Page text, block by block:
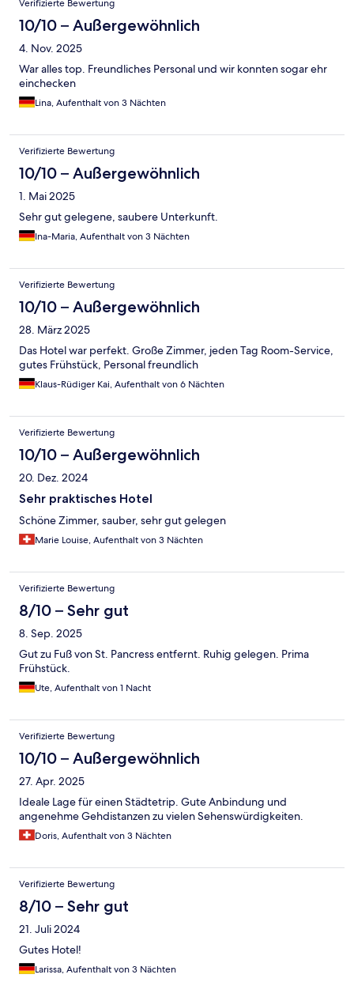
Verifizierte Bewertung
10/10 – Außergewöhnlich
4. Nov. 2025
War alles top. Freundliches Personal und wir konnten sogar ehr
einchecken
Lina, Aufenthalt von 3 Nächten
Verifizierte Bewertung
10/10 – Außergewöhnlich
1. Mai 2025
Sehr gut gelegene, saubere Unterkunft.
Ina-Maria, Aufenthalt von 3 Nächten
Verifizierte Bewertung
10/10 – Außergewöhnlich
28. März 2025
Das Hotel war perfekt. Große Zimmer, jeden Tag Room-Service,
gutes Frühstück, Personal freundlich
Klaus-Rüdiger Kai, Aufenthalt von 6 Nächten
Verifizierte Bewertung
10/10 – Außergewöhnlich
20. Dez. 2024
Sehr praktisches Hotel
Schöne Zimmer, sauber, sehr gut gelegen
Marie Louise, Aufenthalt von 3 Nächten
Verifizierte Bewertung
8/10 – Sehr gut
8. Sep. 2025
Gut zu Fuß von St. Pancress entfernt. Ruhig gelegen. Prima
Frühstück.
Ute, Aufenthalt von 1 Nacht
Verifizierte Bewertung
10/10 – Außergewöhnlich
27. Apr. 2025
Ideale Lage für einen Städtetrip. Gute Anbindung und
angenehme Gehdistanzen zu vielen Sehenswürdigkeiten.
Doris, Aufenthalt von 3 Nächten
Verifizierte Bewertung
8/10 – Sehr gut
21. Juli 2024
Gutes Hotel!
Larissa, Aufenthalt von 3 Nächten